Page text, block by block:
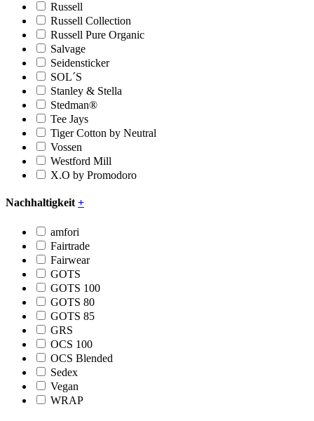
Russell
Russell Collection
Russell Pure Organic
Salvage
Seidensticker
SOL´S
Stanley & Stella
Stedman®
Tee Jays
Tiger Cotton by Neutral
Vossen
Westford Mill
X.O by Promodoro
Nachhaltigkeit+
amfori
Fairtrade
Fairwear
GOTS
GOTS 100
GOTS 80
GOTS 85
GRS
OCS 100
OCS Blended
Sedex
Vegan
WRAP